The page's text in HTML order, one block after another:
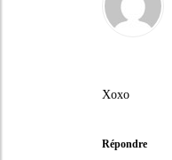
Xoxo
Répondre